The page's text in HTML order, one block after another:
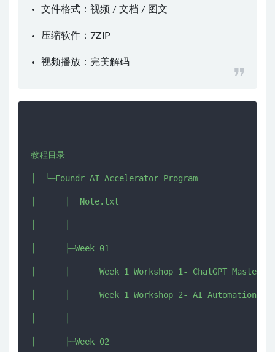
文件格式：视频 / 文档 / 图文
压缩软件： 7ZIP
视频播放： 完美解码
教程目录
│  └─Foundr AI Accelerator Program
│      │  Note.txt
│      ├─Week 01
│      │      Week 1 Workshop 1- ChatGPT Mastery
│      │      Week 1 Workshop 2- AI Automation for
│      ├─Week 02